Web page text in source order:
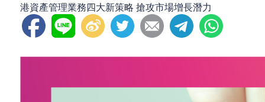
港資產管理業務四大新策略 搶攻市場增長潛力